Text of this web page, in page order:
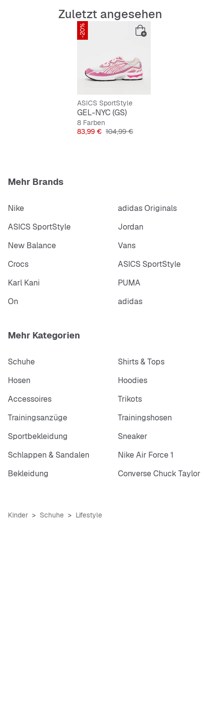
Atmungsaktives Mesh
Stabilisierende Passform
Schnürsenkel für sicheren Halt
Zuletzt angesehen
-20%
ASICS SportStyle
GEL-NYC (GS)
8 Farben
Preis
83,99 € Originalpreis
104,99 €
Mehr Brands
Nike
adidas Originals
ASICS SportStyle
Jordan
New Balance
Vans
Crocs
ASICS SportStyle
Karl Kani
PUMA
On
adidas
Mehr Kategorien
Schuhe
Shirts & Tops
Hosen
Hoodies
Accessoires
Trikots
Trainingsanzüge
Trainingshosen
Sportbekleidung
Sneaker
Schlappen & Sandalen
Nike Air Force 1
Bekleidung
Converse Chuck Taylor
Kinder Schuhe Lifestyle